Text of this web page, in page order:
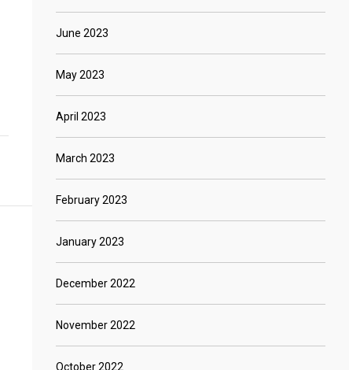
June 2023
May 2023
April 2023
March 2023
February 2023
January 2023
December 2022
November 2022
October 2022